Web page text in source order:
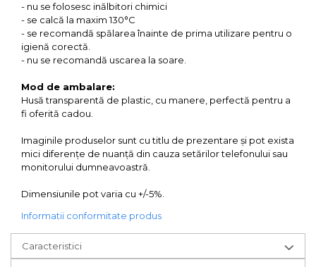
- nu se folosesc inălbitori chimici
- se calcă la maxim 130°C
- se recomandă spălarea înainte de prima utilizare pentru o
igienă corectă.
- nu se recomandă uscarea la soare.
Mod de ambalare:
Husă transparentă de plastic, cu manere, perfectă pentru a
fi oferită cadou.
Imaginile produselor sunt cu titlu de prezentare și pot exista
mici diferențe de nuanță din cauza setărilor telefonului sau
monitorului dumneavoastră.
Dimensiunile pot varia cu +/-5%.
Informatii conformitate produs
Caracteristici